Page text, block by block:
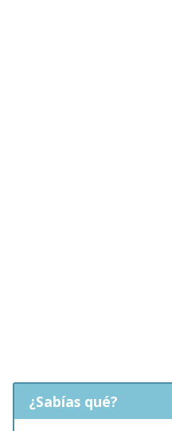
¿Sabías qué?